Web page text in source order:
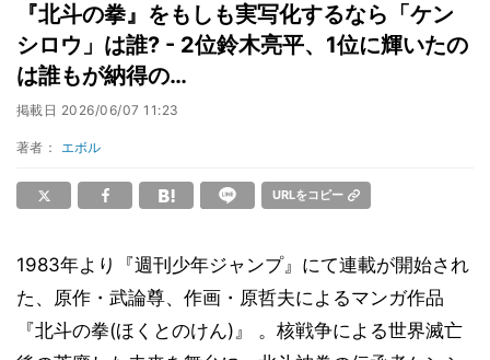
『北斗の拳』をもしも実写化するなら「ケン
シロウ」は誰? - 2位鈴木亮平、1位に輝いたの
は誰もが納得の…
掲載日 2026/06/07 11:23
著者： エボル
URLをコピー
1983年より『週刊少年ジャンプ』にて連載が開始され
た、原作・武論尊、作画・原哲夫によるマンガ作品
『北斗の拳(ほくとのけん)』 。核戦争による世界滅亡